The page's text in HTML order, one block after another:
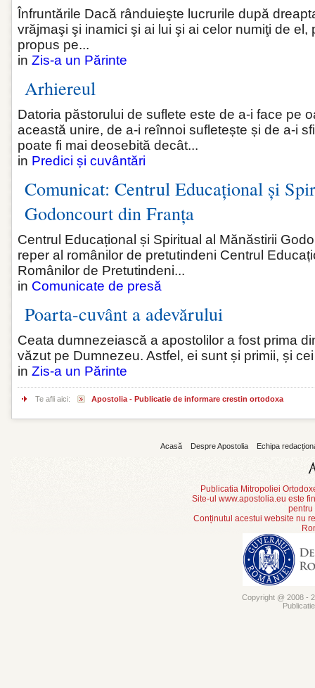
Înfruntările Dacă rânduieşte lucrurile după
vrăjmaşi şi inamici şi ai lui şi ai celor numiţi de el,
propus pe...
in Zis-a un Părinte
Arhiereul
Datoria păstorului de suflete este de a-i face pe
această unire, de a-i reînnoi sufletește și de a-i
poate fi mai deosebită decât...
in Predici și cuvântări
Comunicat: Centrul Educațional și
Godoncourt din Franța
Centrul Educațional și Spiritual al Mănăstirii
reper al românilor de pretutindeni Centrul
Românilor de Pretutindeni...
in Comunicate de presă
Poarta-cuvânt a adevărului
Ceata dumnezeiască a apostolilor a fost prima
văzut pe Dumnezeu. Astfel, ei sunt și primii, și
in Zis-a un Părinte
Te afli aici: Apostolia - Publicatie de informare crestin ortodoxa
Acasă Despre Apostolia Echipa
Publicatia Mitropoliei
Site-ul www.apostolia.eu este
pentru
Conținutul acestui website nu
Copyright @ 2008 -